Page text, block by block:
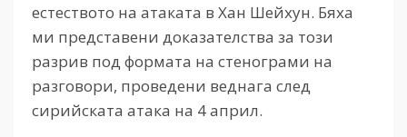
естеството на атаката в Хан Шейхун. Бяха
ми представени доказателства за този
разрив под формата на стенограми на
разговори, проведени веднага след
сирийската атака на 4 април.